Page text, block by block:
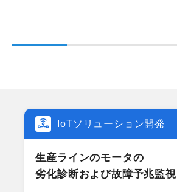
IoTソリューション開発
生産ラインの​モータの​
劣化診断および故障予兆監視